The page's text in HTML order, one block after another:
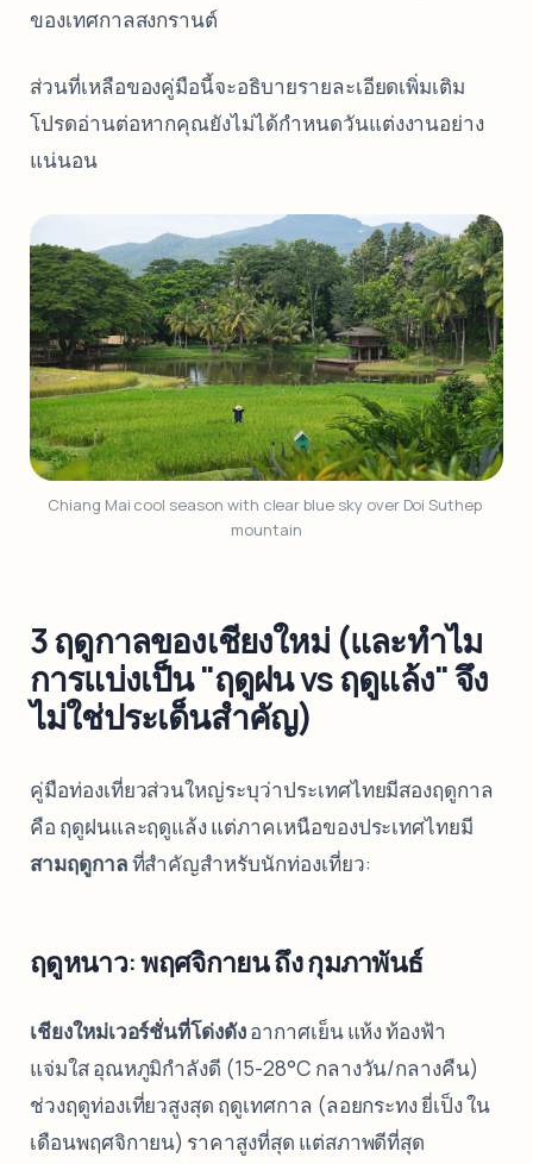
ของเทศกาลสงกรานต์
ส่วนที่เหลือของคู่มือนี้จะอธิบายรายละเอียดเพิ่มเติม
โปรดอ่านต่อหากคุณยังไม่ได้กำหนดวันแต่งงานอย่าง
แน่นอน
Chiang Mai cool season with clear blue sky over Doi Suthep
mountain
3 ฤดูกาลของเชียงใหม่ (และทำไม
การแบ่งเป็น "ฤดูฝน vs ฤดูแล้ง" จึง
ไม่ใช่ประเด็นสำคัญ)
คู่มือท่องเที่ยวส่วนใหญ่ระบุว่าประเทศไทยมีสองฤดูกาล
คือ ฤดูฝนและฤดูแล้ง แต่ภาคเหนือของประเทศไทยมี
สามฤดูกาลที่สำคัญสำหรับนักท่องเที่ยว:
ฤดูหนาว: พฤศจิกายน ถึง กุมภาพันธ์
เชียงใหม่เวอร์ชั่นที่โด่งดังอากาศเย็น แห้ง ท้องฟ้า
แจ่มใส อุณหภูมิกำลังดี (15-28°C กลางวัน/กลางคืน)
ช่วงฤดูท่องเที่ยวสูงสุด ฤดูเทศกาล (ลอยกระทง ยี่เป็ง ใน
เดือนพฤศจิกายน) ราคาสูงที่สุด แต่สภาพดีที่สุด